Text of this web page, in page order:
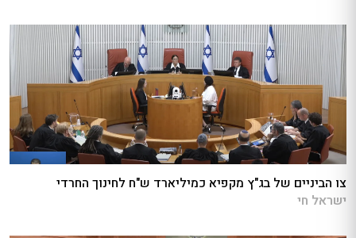
צו הביניים של בג"ץ מקפיא כמיליארד ש"ח לחינוך החרדי
ישראל חי